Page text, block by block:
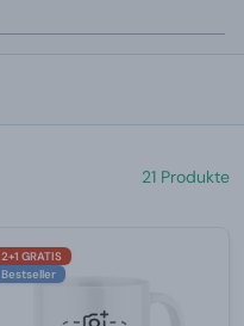
21 Produkte
2+1 GRATIS
Bestseller